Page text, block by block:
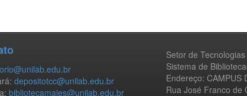
Setor de
Sistema de
Endereço: CAMPUS
Rua José Franco de
depositotcc@unilab.edu.br
bibliotecamales@unilab.edu.br